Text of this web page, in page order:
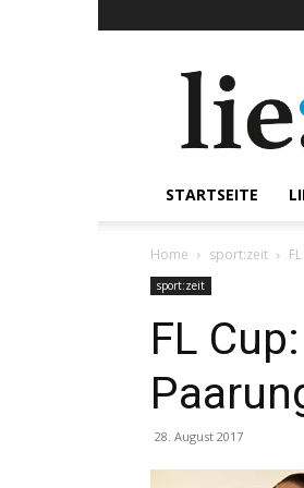
STARTSEITE
Home sport:zeit
sport:zeit
FL
28. August 2017